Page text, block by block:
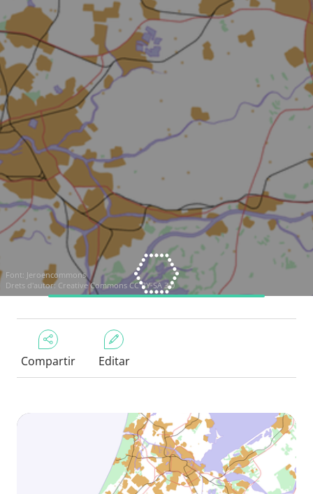
Font: Jeroencommons
Drets d'autor: Creative Commons CC BY-SA 3.0
Compartir Editar